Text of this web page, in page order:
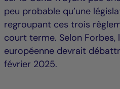
peu probable qu’une
regroupant ces trois
court terme. Selon Forbes,
européenne devrait
février 2025.